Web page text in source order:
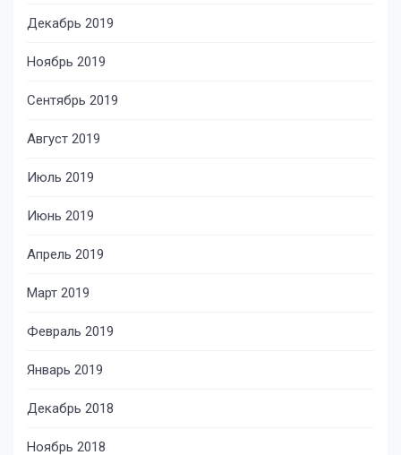
Декабрь 2019
Ноябрь 2019
Сентябрь 2019
Август 2019
Июль 2019
Июнь 2019
Апрель 2019
Март 2019
Февраль 2019
Январь 2019
Декабрь 2018
Ноябрь 2018